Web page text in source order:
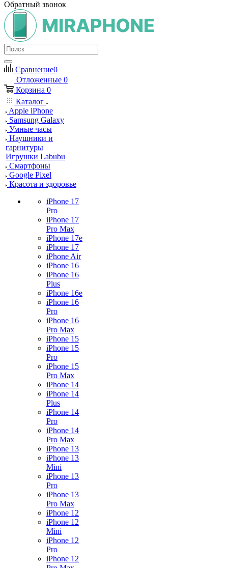
Обратный звонок
Сравнение0
Отложенные 0
Корзина 0
Каталог
Apple iPhone
Samsung Galaxy
Умные часы
Наушники и
гарнитуры
Игрушки Labubu
Смартфоны
Google Pixel
Красота и здоровье
iPhone 17
Pro
iPhone 17
Pro Max
iPhone 17e
iPhone 17
iPhone Air
iPhone 16
iPhone 16
Plus
iPhone 16e
iPhone 16
Pro
iPhone 16
Pro Max
iPhone 15
iPhone 15
Pro
iPhone 15
Pro Max
iPhone 14
iPhone 14
Plus
iPhone 14
Pro
iPhone 14
Pro Max
iPhone 13
iPhone 13
Mini
iPhone 13
Pro
iPhone 13
Pro Max
iPhone 12
iPhone 12
Mini
iPhone 12
Pro
iPhone 12